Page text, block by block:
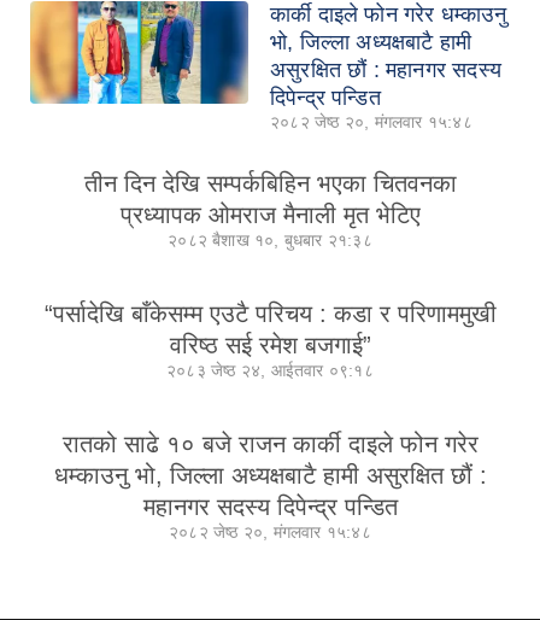
कार्की दाइले फोन गरेर धम्काउनु
भो, जिल्ला अध्यक्षबाटै हामी
असुरक्षित छौं : महानगर सदस्य
दिपेन्द्र पन्डित
२०८२ जेष्ठ २०, मंगलवार १५:४८
तीन दिन देखि सम्पर्कबिहिन भएका चितवनका
प्रध्यापक ओमराज मैनाली मृत भेटिए
२०८२ बैशाख १०, बुधबार २१:३८
“पर्सादेखि बाँकेसम्म एउटै परिचय : कडा र परिणाममुखी
वरिष्ठ सई रमेश बजगाई”
२०८३ जेष्ठ २४, आईतवार ०९:१८
रातको साढे १० बजे राजन कार्की दाइले फोन गरेर
धम्काउनु भो, जिल्ला अध्यक्षबाटै हामी असुरक्षित छौं :
महानगर सदस्य दिपेन्द्र पन्डित
२०८२ जेष्ठ २०, मंगलवार १५:४८